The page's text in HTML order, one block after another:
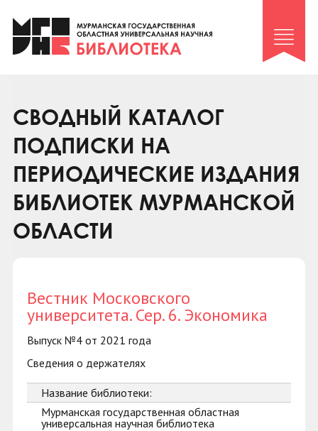
Клуб «Гиря и сельдерей»
Клуб «Семейный архив»
Коллегам
Контакты
СВОДНЫЙ КАТАЛОГ
ПОДПИСКИ НА
ПЕРИОДИЧЕСКИЕ ИЗДАНИЯ
БИБЛИОТЕК МУРМАНСКОЙ
ОБЛАСТИ
Вестник Московского
университета. Сер. 6. Экономика
Выпуск №4 от 2021 года
Сведения о держателях
Название библиотеки:
Мурманская государственная областная
универсальная научная библиотека